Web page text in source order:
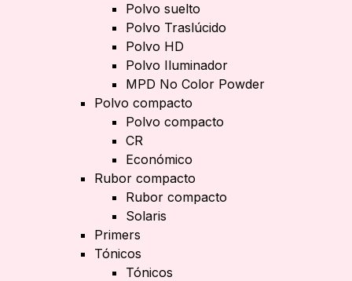
Polvo suelto
Polvo Traslúcido
Polvo HD
Polvo Iluminador
MPD No Color Powder
Polvo compacto
Polvo compacto
CR
Económico
Rubor compacto
Rubor compacto
Solaris
Primers
Tónicos
Tónicos